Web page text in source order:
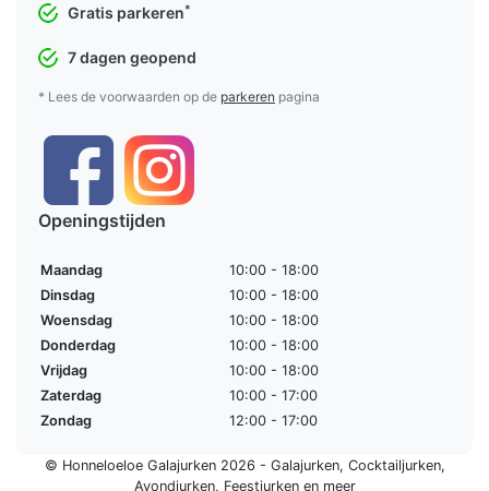
Gratis parkeren*
7 dagen geopend
* Lees de voorwaarden op de parkeren pagina
Openingstijden
Maandag
10:00 - 18:00
Dinsdag
10:00 - 18:00
Woensdag
10:00 - 18:00
Donderdag
10:00 - 18:00
Vrijdag
10:00 - 18:00
Zaterdag
10:00 - 17:00
Zondag
12:00 - 17:00
© Honneloeloe Galajurken 2026 - Galajurken, Cocktailjurken,
Avondjurken, Feestjurkenen meer